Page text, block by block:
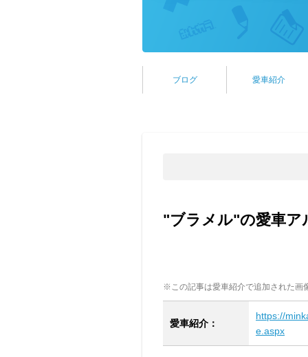
ブログ 愛車紹介
"ブラメル"の愛車ア
※この記事は愛車紹介で追加された画
愛車紹介：
https://
e.aspx